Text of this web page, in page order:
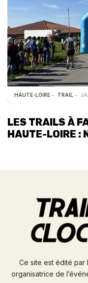
HAUTE-LOIRE TRAIL
LES TRAILS À
HAUTE-LOIRE :
Ce site est édité par
organisatrice de